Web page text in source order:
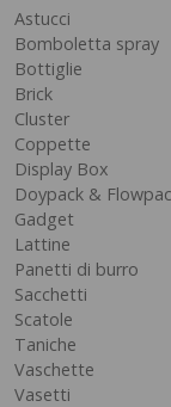
Astucci
Bomboletta spray
Bottiglie
Brick
Cluster
Coppette
Display Box
Doypack &
Gadget
Lattine
Panetti di burro
Sacchetti
Scatole
Taniche
Vaschette
Vasetti